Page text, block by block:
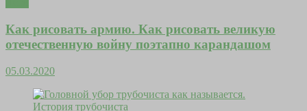
Как рисовать армию. Как рисовать великую
отечественную войну поэтапно карандашом
05.03.2020